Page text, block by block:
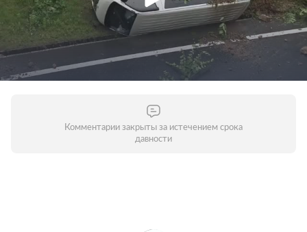
Комментарии закрыты за истечением срока
давности